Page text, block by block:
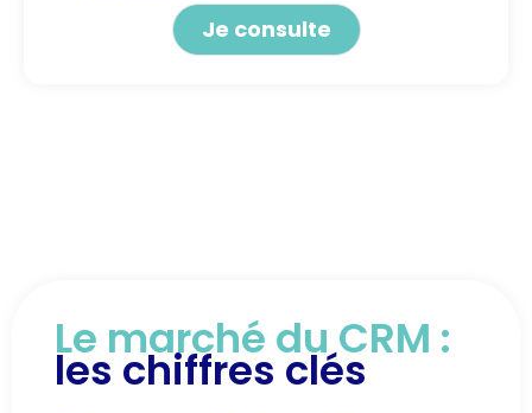
Le marché du CRM :
les chiffres clés